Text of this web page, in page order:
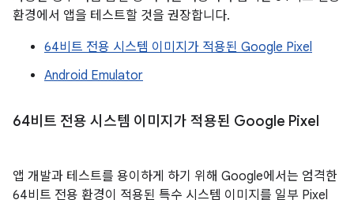
환경에서 앱을 테스트할 것을 권장합니다.
64비트 전용 시스템 이미지가 적용된 Google Pixel
Android Emulator
64비트 전용 시스템 이미지가 적용된 Google Pixel
앱 개발과 테스트를 용이하게 하기 위해 Google에서는 엄격한
64비트 전용 환경이 적용된 특수 시스템 이미지를 일부 Pixel